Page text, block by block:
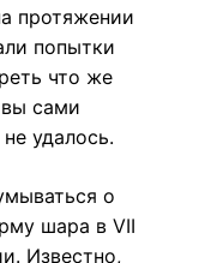
протяжении
попытки
что же
сами
удалось.
о
шара в VII
Известно,